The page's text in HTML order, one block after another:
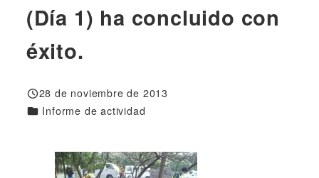
(Día 1) ha concluido con
éxito.
Publicado
28 de noviembre de 2013
Categorías
Informe de actividad